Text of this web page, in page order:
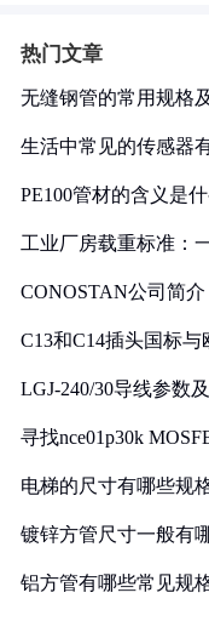
热门文章
无缝钢管的常用规格
生活中常见的传感器
PE100管材的含义是
工业厂房载重标准：
CONOSTAN公司简介
C13和C14插头国标
LGJ-240/30导线参数
寻找nce01p30k
电梯的尺寸有哪些规
镀锌方管尺寸一般有
铝方管有哪些常见规